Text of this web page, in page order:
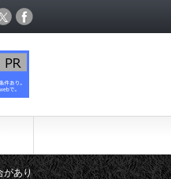
新コンテンツのページ更新が制限さ